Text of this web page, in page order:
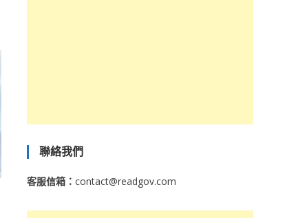
聯絡我們
客服信箱： contact@readgov.com